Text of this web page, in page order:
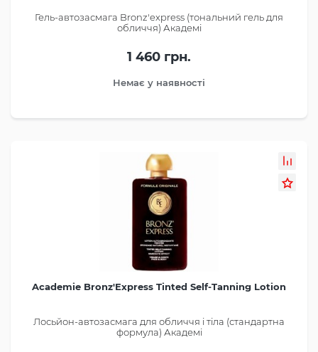
Гель-автозасмага Bronz'express (тональний гель для
обличчя) Академі
1 460 грн.
Немає у наявності
Academie Bronz'Express Tinted Self-Tanning Lotion
Лосьйон-автозасмага для обличчя і тіла (стандартна
формула) Академі